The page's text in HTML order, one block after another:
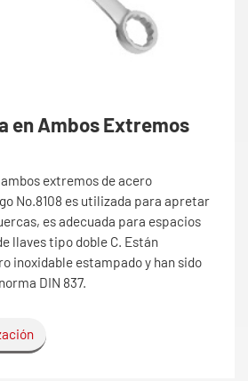
en Ambos Extremos
extremos de acero
No.8108 es utilizada para apretar
es adecuada para espacios
llaves tipo doble C. Están
inoxidable estampado y han sido
DIN 837.